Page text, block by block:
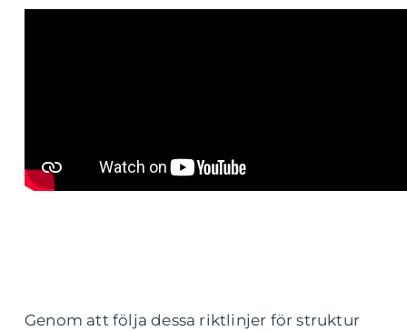
Genom att följa dessa riktlinjer för struktur